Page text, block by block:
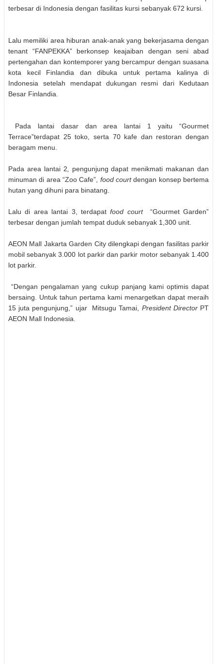
terbesar di Indonesia dengan fasilitas kursi sebanyak 672 kursi.
Lalu memiliki area hiburan anak-anak yang bekerjasama dengan
tenant “FANPEKKA” berkonsep keajaiban dengan seni abad
pertengahan dan kontemporer yang bercampur dengan suasana
kota kecil Finlandia dan dibuka untuk pertama kalinya di
Indonesia setelah mendapat dukungan resmi dari Kedutaan
Besar Finlandia.
Pada lantai dasar dan area lantai 1 yaitu“Gourmet
Terrace”terdapat 25 toko, serta 70 kafe dan restoran dengan
beragam menu
Pada area lantai 2 pengunjungdapat menikmati makanan dan
minuman di area “Zoo Cafe”, food courtdengan konsep bertema
hutan yang dihuni para binatang.
Lalu di area lantai 3, terdapatfood court “Gourmet Garden”
terbesar dengan jumlah tempat duduk sebanyak 1,300 unit.
AEON Mall Jakarta Garden Citydilengkapi dengan fasilitas parkir
mobil sebanyak 3.000 lot parkir dan parkir motor sebanyak 1.400
lot parkir.
“Dengan pengalaman yang cukup panjang kami optimis dapat
bersaing. Untuk tahun pertama kami menargetkan dapat meraih
15 juta pengunjung,” ujar Mitsugu Tamai President DirectorPT
AEON Mall Indonesia